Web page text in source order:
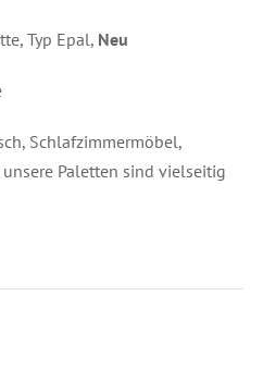
Typ Epal, Neu
Schlafzimmermöbel,
Paletten sind vielseitig